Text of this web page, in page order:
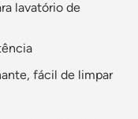
lavatório de
fácil de limpar